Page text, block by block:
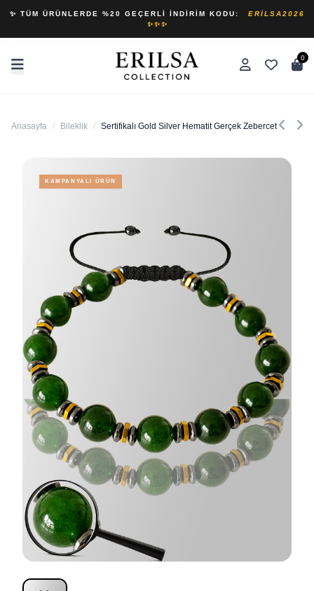
✨ TÜM ÜRÜNLERDE %20 GEÇERLI İNDIRIM KODU:
ERILSA2026
✨✨✨
0
Anasayfa / Bileklik / Sertifikalı Gold Silver Hematit Gerçek Zebercet Taşı
KAMPANYALI ÜRÜN